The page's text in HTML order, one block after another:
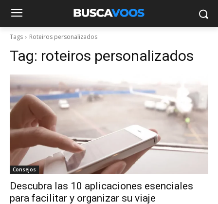
Tags Roteiros personalizados
Tag: roteiros personalizados
Consejos
Descubra las 10 aplicaciones esenciales
para facilitar y organizar su viaje